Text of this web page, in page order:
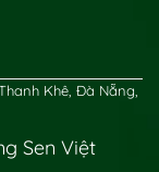
Khê, Đà Nẵng,
Sen Việt